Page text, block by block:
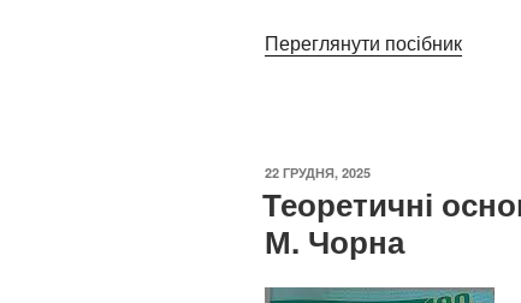
Переглянути посібник
ОПУБЛІКОВАНО
22 ГРУДНЯ, 2025
Теоретичні
М. Чорна